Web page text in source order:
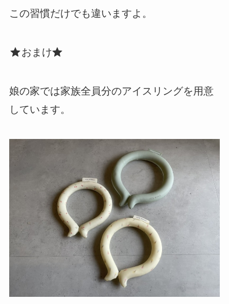
この習慣だけでも違いますよ。
おまけ
娘の家では家族全員分のアイスリングを用意
しています。